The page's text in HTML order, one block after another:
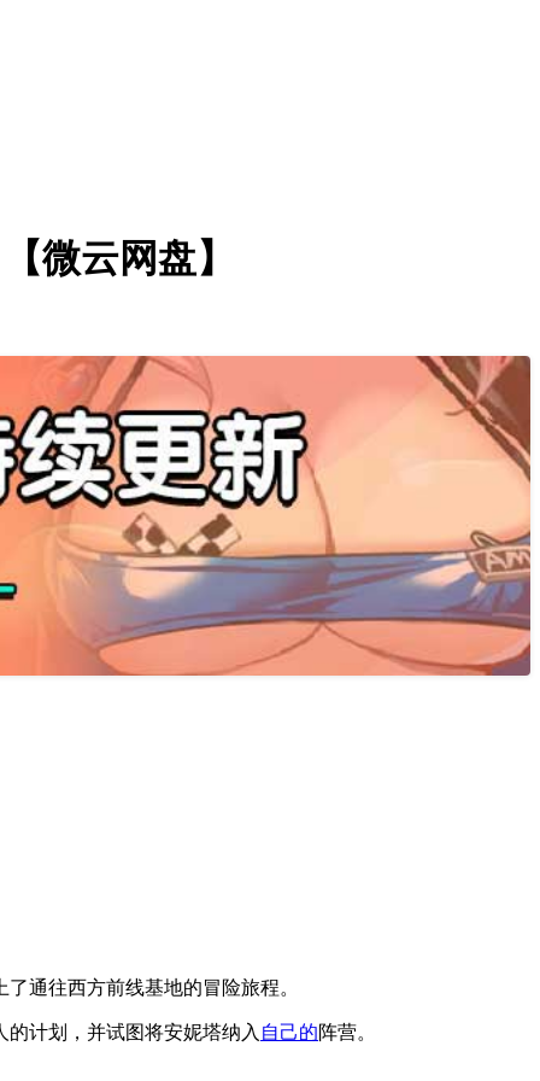
微云网盘】
通往西方前线基地的冒险旅程。
计划，并试图将安妮塔纳入 自己的 阵营。